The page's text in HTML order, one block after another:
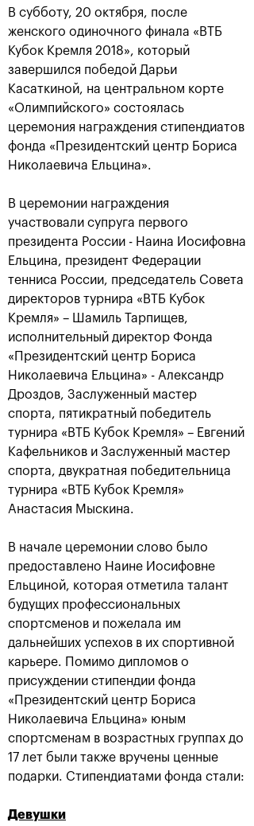
попасть на Итоговый турнир
ATP в Турине»
24 октября, 20:30
Карацев стал победителем
«ВТБ Кубок Кремля-2021»
24 октября, 19:00
Харри Хелиоваара:
«Ради таких
розыгрышей, как в
финале «ВТБ Кубок
в теннис»
24 октября, 18:45
Анетт Контавейт:
«Екатерина играла
классно, мне казалось,
что у меня нет шансов»
24 октября, 17:15
В субботу, 20 октября, после
женского одиночного финала «ВТБ
Кубок Кремля 2018», который
завершился победой Дарьи
Касаткиной, на центральном корте
«Олимпийского» состоялась
церемония награждения стипендиатов
фонда «Президентский центр Бориса
Николаевича Ельцина».
В церемонии награждения
участвовали супруга первого
президента России - Наина Иосифовна
Ельцина, президент Федерации
тенниса России, председатель Совета
директоров турнира «ВТБ Кубок
Кремля» – Шамиль Тарпищев,
исполнительный директор Фонда
«Президентский центр Бориса
Николаевича Ельцина» - Александр
Дроздов, Заслуженный мастер
спорта, пятикратный победитель
турнира «ВТБ Кубок Кремля» – Евгений
Кафельников и Заслуженный мастер
спорта, двукратная победительница
турнира «ВТБ Кубок Кремля»
Анастасия Мыскина.
В начале церемонии слово было
предоставлено Наине Иосифовне
Ельциной, которая отметила талант
будущих профессиональных
спортсменов и пожелала им
дальнейших успехов в их спортивной
карьере. Помимо дипломов о
присуждении стипендии фонда
«Президентский центр Бориса
Николаевича Ельцина» юным
спортсменам в возрастных группах до
17 лет были также вручены ценные
подарки. Стипендиатами фонда стали:
Девушки